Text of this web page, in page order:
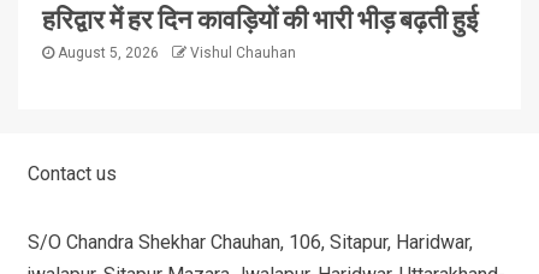
हरिद्वार में हर दिन कावड़ियों की भारी भीड़ बढ़ती हुई
August 5, 2026 Vishul Chauhan
Contact us
S/O Chandra Shekhar Chauhan, 106, Sitapur, Haridwar,